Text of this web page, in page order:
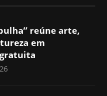
reúne arte,
em